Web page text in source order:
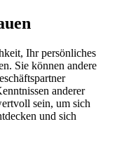
Ihr persönliches
Sie können andere
anderer
sein, um sich
und sich